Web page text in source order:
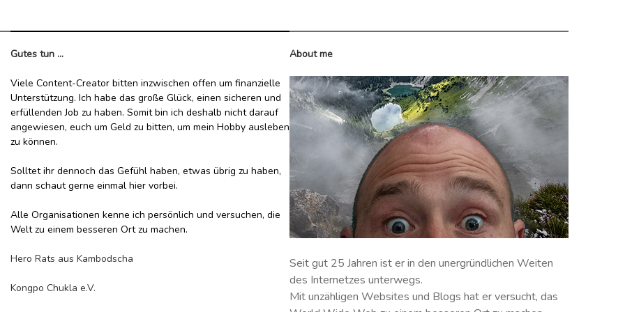
Gutes tun ...
Viele Content-Creator bitten inzwischen offen um finanzielle
Unterstützung. Ich habe das große Glück, einen sicheren und
erfüllenden Job zu haben. Somit bin ich deshalb nicht darauf
angewiesen, euch um Geld zu bitten, um mein Hobby ausleben
zu können.
Solltet ihr dennoch das Gefühl haben, etwas übrig zu haben,
dann schaut gerne einmal hier vorbei.
Alle Organisationen kenne ich persönlich und versuchen, die
Welt zu einem besseren Ort zu machen.
Hero Rats aus Kambodscha
Kongpo Chukla e.V.
About me
Seit gut 25 Jahren ist er in den unergründlichen Weiten
des Internetzes unterwegs.
Mit unzähligen Websites und Blogs hat er versucht, das